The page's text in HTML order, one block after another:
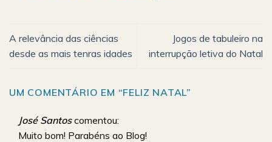
A relevância das ciências
desde as mais tenras idades
Jogos de tabuleiro na
interrupção letiva do Natal
UM COMENTÁRIO EM “FELIZ NATAL”
José Santos comentou:
Muito bom! Parabéns ao Blog!